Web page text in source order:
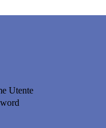
Utente